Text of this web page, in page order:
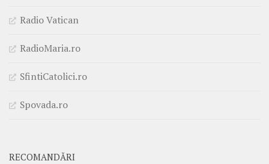
Radio Vatican
RadioMaria.ro
SfintiCatolici.ro
Spovada.ro
RECOMANDĂRI